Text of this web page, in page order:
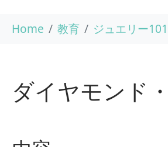
Skip to main content
You are here:
Home 教育 ジュエリー101
ダイヤモンド